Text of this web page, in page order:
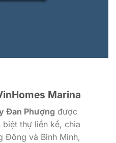
Marina
Đan Phượng được
thự liền kề, chia
Đông và Bình Minh,